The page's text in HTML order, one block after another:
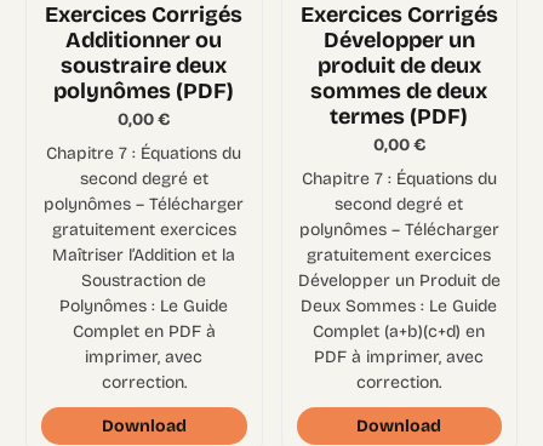
Exercices Corrigés
Additionner ou
soustraire deux
polynômes (PDF)
0,00€
Chapitre 7 : Équations du
second degré et
polynômes – Télécharger
gratuitement exercices
Maîtriser l’Addition et la
Soustraction de
Polynômes : Le Guide
Complet en PDF à
imprimer, avec
correction.
Download
Exercices Corrigés
Développer un
produit de deux
sommes de deux
termes (PDF)
0,00€
Chapitre 7 : Équations du
second degré et
polynômes – Télécharger
gratuitement exercices
Développer un Produit de
Deux Sommes : Le Guide
Complet (a+b)(c+d) en
PDF à imprimer, avec
correction.
Download